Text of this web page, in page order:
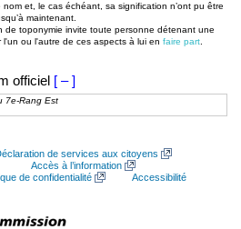
nom et, le cas échéant, sa signification n’ont pu être
maintenant.
de toponymie invite toute personne détenant une
l'un ou l'autre de ces aspects à lui en faire part
officiel [ – ]
7e-Rang Est
de services aux citoyens
Accès à l’information
de confidentialité
Accessibilité